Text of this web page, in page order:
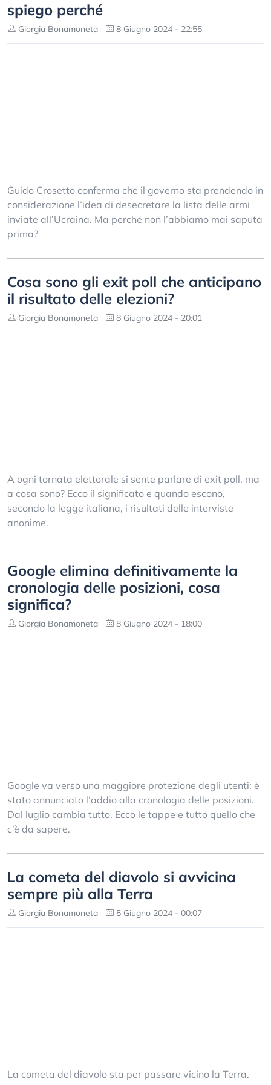
spiego perché
Giorgia Bonamoneta 8 Giugno 2024 - 22:55
Guido Crosetto conferma che il governo sta prendendo in
considerazione l’idea di desecretare la lista delle armi
inviate all’Ucraina. Ma perché non l’abbiamo mai saputa
prima?
Cosa sono gli exit poll che anticipano
il risultato delle elezioni?
Giorgia Bonamoneta 8 Giugno 2024 - 20:01
A ogni tornata elettorale si sente parlare di exit poll, ma
a cosa sono? Ecco il significato e quando escono,
secondo la legge italiana, i risultati delle interviste
anonime.
Google elimina definitivamente la
cronologia delle posizioni, cosa
significa?
Giorgia Bonamoneta 8 Giugno 2024 - 18:00
Google va verso una maggiore protezione degli utenti: è
stato annunciato l’addio alla cronologia delle posizioni.
Dal luglio cambia tutto. Ecco le tappe e tutto quello che
c’è da sapere.
La cometa del diavolo si avvicina
sempre più alla Terra
Giorgia Bonamoneta 5 Giugno 2024 - 00:07
La cometa del diavolo sta per passare vicino la Terra.